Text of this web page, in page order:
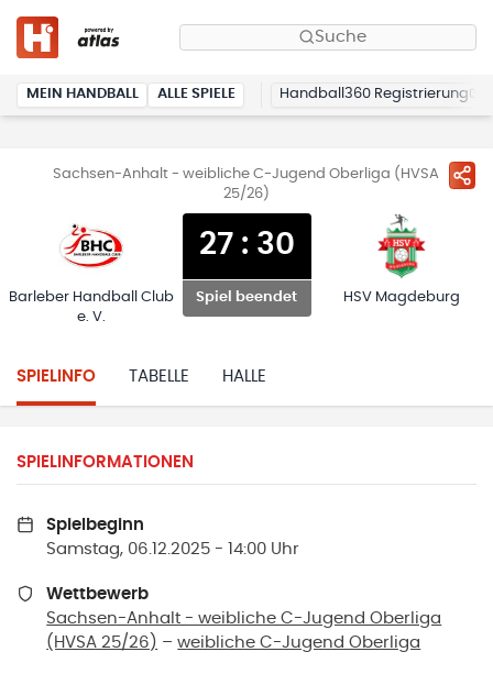
Suche
MEIN HANDBALL ALLE SPIELE Handball360 Registrierung
Sachsen-Anhalt - weibliche C-Jugend Oberliga (HVSA
25/26)
Barleber Handball Club
e. V.
27: 30
Spiel beendet HSV Magdeburg
SPIELINFO TABELLE HALLE
SPIELINFORMATIONEN
Spielbeginn
Samstag, 06.12.2025 - 14:00 Uhr
Wettbewerb
Sachsen-Anhalt - weibliche C-Jugend Oberliga
(HVSA 25/26) –weibliche C-Jugend Oberliga